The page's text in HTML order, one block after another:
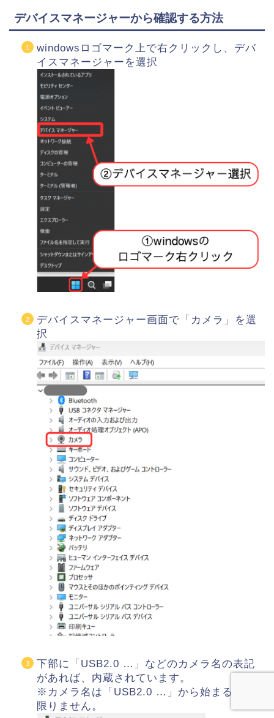
デバイスマネージャーから確認する方法
windowsロゴマーク上で右クリックし、デバ
イスマネージャーを選択
デバイスマネージャー画面で「カメラ」を選
択
下部に「USB2.0 …」などのカメラ名の表記
があれば、内蔵されています。
※カメラ名は「USB2.0 …」から始まるとは
限りません。